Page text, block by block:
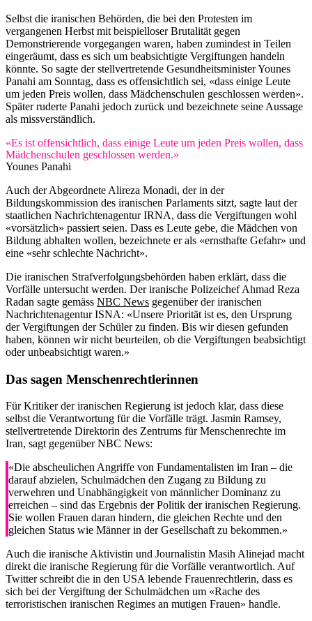
Selbst die iranischen Behörden, die bei den Protesten im
vergangenen Herbst mit beispielloser Brutalität gegen
Demonstrierende vorgegangen waren, haben zumindest in Teilen
eingeräumt, dass es sich um beabsichtigte Vergiftungen handeln
könnte. So sagte der stellvertretende Gesundheitsminister Younes
Panahi am Sonntag, dass es offensichtlich sei, «dass einige Leute
um jeden Preis wollen, dass Mädchenschulen geschlossen werden».
Später ruderte Panahi jedoch zurück und bezeichnete seine Aussage
als missverständlich.
«Es ist offensichtlich, dass einige Leute um jeden Preis wollen, dass
Mädchenschulen geschlossen werden.»
Younes Panahi
Auch der Abgeordnete Alireza Monadi, der in der
Bildungskommission des iranischen Parlaments sitzt, sagte laut der
staatlichen Nachrichtenagentur IRNA, dass die Vergiftungen wohl
«vorsätzlich» passiert seien. Dass es Leute gebe, die Mädchen von
Bildung abhalten wollen, bezeichnete er als «ernsthafte Gefahr» und
eine «sehr schlechte Nachricht».
Die iranischen Strafverfolgungsbehörden haben erklärt, dass die
Vorfälle untersucht werden. Der iranische Polizeichef Ahmad Reza
Radan sagte gemäss NBC News gegenüber der iranischen
Nachrichtenagentur ISNA: «Unsere Priorität ist es, den Ursprung
der Vergiftungen der Schüler zu finden. Bis wir diesen gefunden
haben, können wir nicht beurteilen, ob die Vergiftungen beabsichtigt
oder unbeabsichtigt waren.»
Das sagen Menschenrechtlerinnen
Für Kritiker der iranischen Regierung ist jedoch klar, dass diese
selbst die Verantwortung für die Vorfälle trägt. Jasmin Ramsey,
stellvertretende Direktorin des Zentrums für Menschenrechte im
Iran, sagt gegenüber NBC News:
«Die abscheulichen Angriffe von Fundamentalisten im Iran – die
darauf abzielen, Schulmädchen den Zugang zu Bildung zu
verwehren und Unabhängigkeit von männlicher Dominanz zu
erreichen – sind das Ergebnis der Politik der iranischen Regierung.
Sie wollen Frauen daran hindern, die gleichen Rechte und den
gleichen Status wie Männer in der Gesellschaft zu bekommen.»
Auch die iranische Aktivistin und Journalistin Masih Alinejad macht
direkt die iranische Regierung für die Vorfälle verantwortlich. Auf
Twitter schreibt die in den USA lebende Frauenrechtlerin, dass es
sich bei der Vergiftung der Schulmädchen um «Rache des
terroristischen iranischen Regimes an mutigen Frauen» handle.